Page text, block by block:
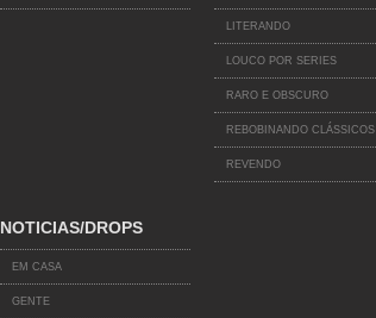
LITERANDO
LOUCO POR SERIES
RARO E OBSCURO
REBOBINANDO CLÁSSICOS
REVENDO
NOTICIAS/DROPS
EM CASA
GENTE